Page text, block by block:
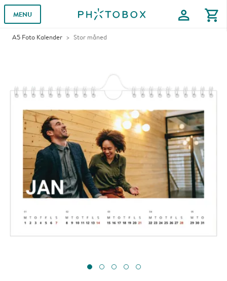
MENU profile shopping_cart
A5 Foto Kalender Stor måned